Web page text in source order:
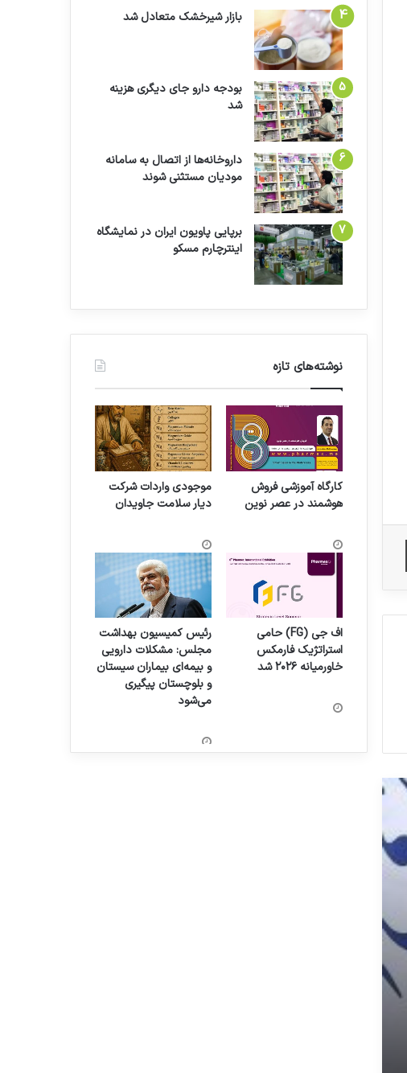
بازار شیرخشک متعادل شد
بودجه دارو جای دیگری هزینه
شد
داروخانه‌ها از اتصال به سامانه
مودیان مستثنی شوند
برپایی پاویون ایران در نمایشگاه
اینترچارم مسکو
نوشته‌های تازه
کارگاه آموزشی فروش
هوشمند در عصر نوین
موجودی واردات شرکت
دیار سلامت جاویدان
اف جی (FG) حامی
استراتژیک فارمکس
خاورمیانه ۲۰۲۶ شد
رئیس کمیسیون بهداشت
مجلس: مشکلات دارویی
و بیمه‌ای بیماران سیستان
و بلوچستان پیگیری
می‌شود